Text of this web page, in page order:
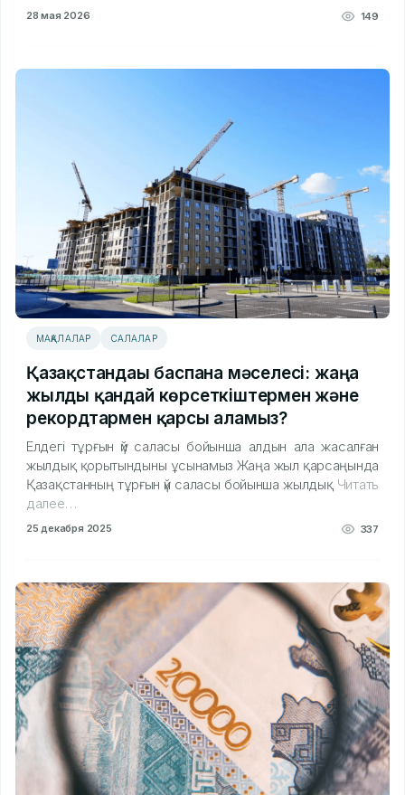
28 мая 2026 149
МАҚАЛАЛАР САЛАЛАР
Қазақстандағы баспана мәселесі: жаңа
жылды қандай көрсеткіштермен және
рекордтармен қарсы аламыз?
Елдегі тұрғын үй саласы бойынша алдын ала жасалған
жылдық қорытындыны ұсынамыз Жаңа жыл қарсаңында
Қазақстанның тұрғын үй саласы бойынша жылдықЧитать
далее…
25 декабря 2025 337